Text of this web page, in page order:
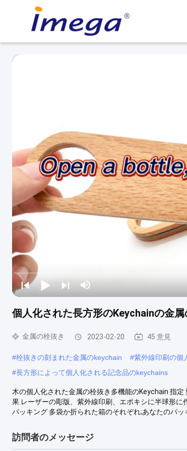
個人化された長方形のKeychainの金
金属の栓抜き 2023-02-20 45 意見
#栓抜きの刻まれた金属のkeychain #紫外線印刷の個
#長方形によって個人化される記念品のkeychains
木の個人化された金属の栓抜き多機能のKeychain 指
果 レーザーの彫版、紫外線印刷、エポキシに半球形
パッキング 多袋か折られた箱のそれぞれ;あなたのパッ
訪問者のメッセージ